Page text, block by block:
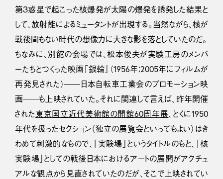
第３惑星で起こった核爆発が太陽の爆発を誘発した結果と
して、放射能によるミュータントが出現する。当然ながら、核が
戦後間もない時代の想像力に大きな影を落としていたのだ。
ちなみに、別館の会場では、松本俊夫が実験工房のメンバ
ーたちとつくった映画「銀輪」（1956年；2005年にフィルムが
再発見された）――日本自転車工業会のプロモーション映
画――も上映されていた。それに関連して言えば、昨年開催
された東京国立近代美術館の開館60周年展、とくに1950
年代を扱ったセクション（独立の展覧会といってもよい）はき
わめて刺激的なもので、「実験場」というタイトルのもと、「核
実験場」としての戦後日本におけるアートの展開がアクチュ
アルな観点から見直されていたのだが、そこで上映されてい